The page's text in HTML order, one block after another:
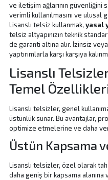
ve iletişim ağlarının güvenliğini
verimli kullanılmasını ve ulusal
Lisanslı telsiz kullanmak,yasal
telsiz altyapınızın teknik
de garanti altına alır. İzinsiz
yaptırımlarla karşı karşıya
Lisanslı
Temel
Lisanslı telsizler, genel
üstünlük sunar. Bu avantajlar,
optimize etmelerine ve daha
Üstün Kapsama
Lisanslı telsizler, özel olarak
daha geniş bir kapsama